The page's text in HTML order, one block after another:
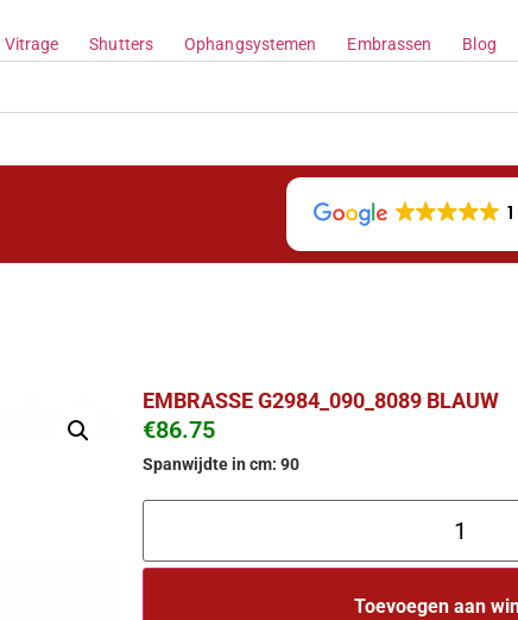
Vitrage Shutters Ophangsystemen Embrassen Blog
EMBRASSE G2984_090_8089 BLAUW
€86.75
Spanwijdte in cm: 90
Toevoegen aan